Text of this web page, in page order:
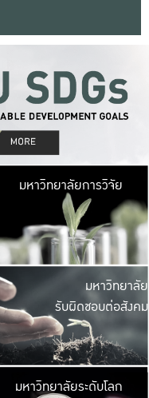
มหาวิ
มีพื้นที่เขียวสดใส
เป็นป่าในเมือง เกษต
มหาวิทยาลัยการวิจัย
มหาวิ
ค
เปิดประ
และพบเรื่องราวใ
มหาวิทยาลัย
รับผิดชอบต่อสังคม
มหาวิ
มหาวิทยาลัยระดับโลก